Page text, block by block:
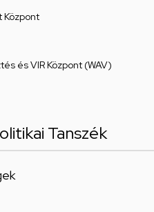
Központ
és VIR Központ (WAV)
Tanszék